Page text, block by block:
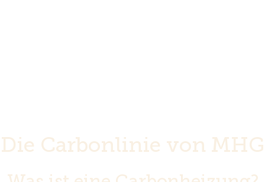
Die Carbonlinie von MHG